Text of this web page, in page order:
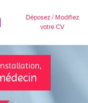
Déposez / Modifiez
votre CV